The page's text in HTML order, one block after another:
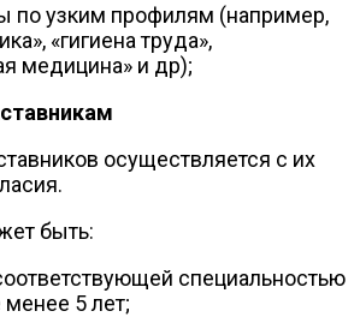
по узким профилям (например,
«гигиена труда»,
медицина» и др);
осуществляется с их
быть:
специальностью
5 лет;